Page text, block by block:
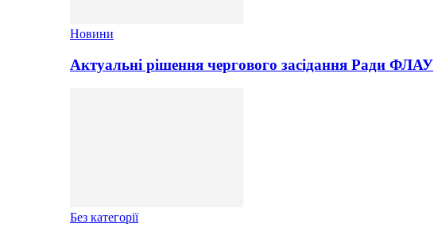
Новини
Актуальні рішення чергового засідання Ради ФЛАУ
Без категорії